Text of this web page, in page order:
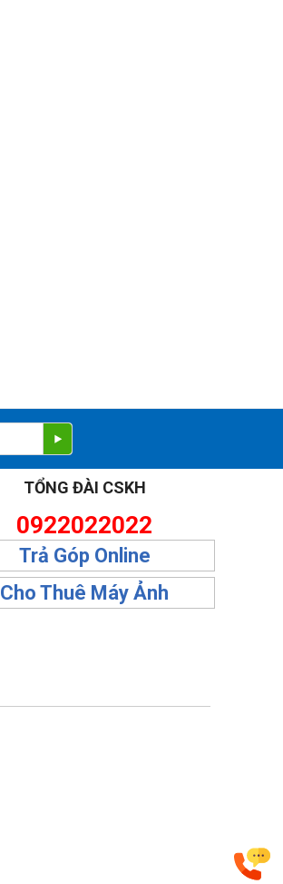
TỔNG ĐÀI CSKH
0922022022
Trả Góp Online
Cho Thuê Máy Ảnh